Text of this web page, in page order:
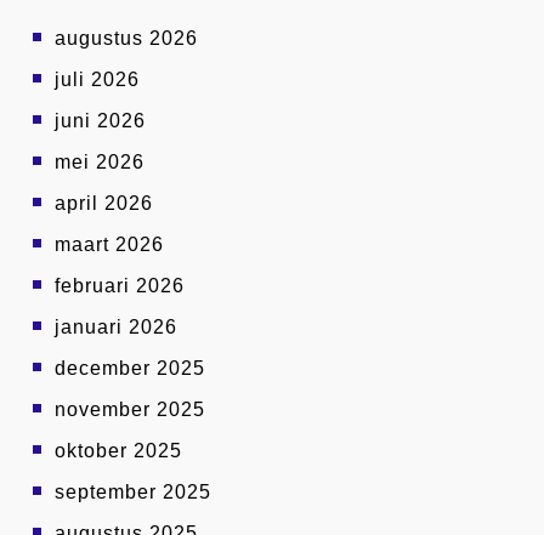
augustus 2026
juli 2026
juni 2026
mei 2026
april 2026
maart 2026
februari 2026
januari 2026
december 2025
november 2025
oktober 2025
september 2025